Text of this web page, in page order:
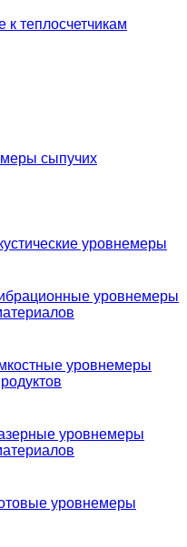
теплосчетчикам
сыпучих
уровнемеры
уровнемеры
уровнемеры
уровнемеры
уровнемеры